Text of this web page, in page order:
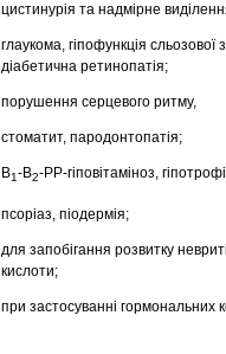
цистинурія та надмірне
глаукома, гіпофункція сльозової
діабетична ретинопатія;
порушення серцевого ритму,
стоматит, пародонтопатія;
В1-В2-РР-гіповітаміноз,
псоріаз, піодермія;
для запобігання розвитку
кислоти;
при застосуванні гормональних